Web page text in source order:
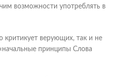
возможности употреблять в
критикует верующих, так и не
принципы Слова